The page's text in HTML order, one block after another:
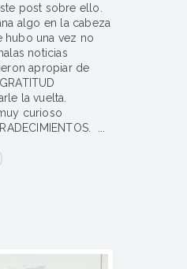
post sobre ello.
algo en la cabeza
hubo una vez no
noticias
apropiar de
la vuelta.
curioso
...